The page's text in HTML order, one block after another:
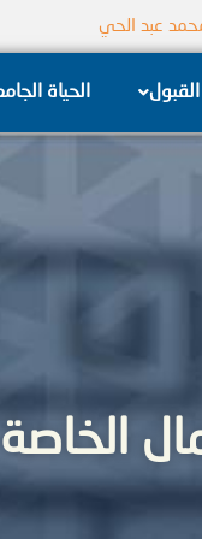
الشام الخاصة
القبول الحياة